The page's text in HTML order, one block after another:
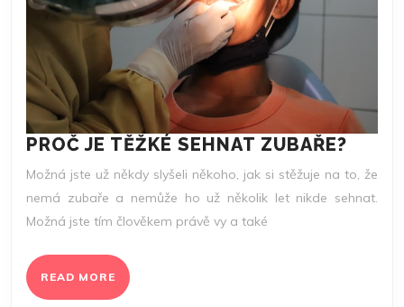
PROČ JE TĚŽKÉ SEHNAT ZUBAŘE?
JE
Možná jste už někdy slyšeli někoho, jak si stěžuje na to, že
nemá zubaře a nemůže ho už několik let nikde sehnat.
Možná jste tím člověkem právě vy a také
READ MORE READ
MORE